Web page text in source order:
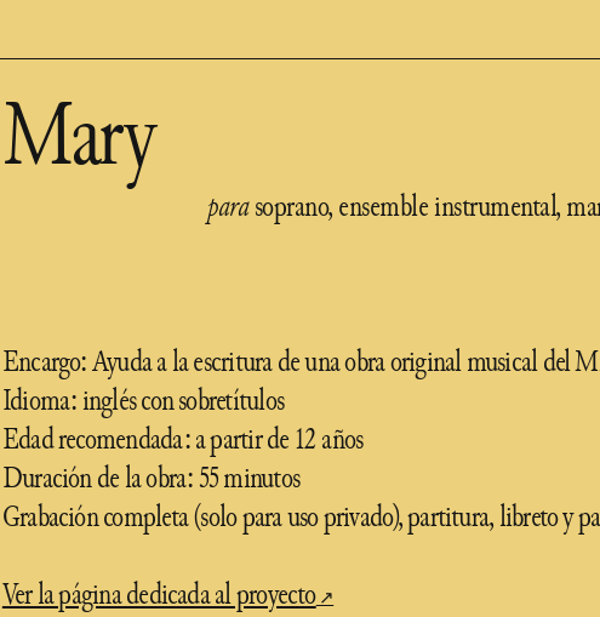
Mary
parasoprano, ensemble instrumental,
Encargo: Ayuda a la escritura de una obra original musical del
Idioma: inglés con sobretítulos
Edad recomendada: a partir de 12 años
Duración de la obra: 55 minutos
Grabación completa (solo para uso privado), partitura, libreto y
Ver la página dedicada al proyecto